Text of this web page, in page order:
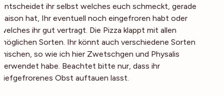
entscheidet ihr selbst welches euch schmeckt, gerade
Saison hat, Ihr eventuell noch eingefroren habt oder
welches ihr gut vertragt. Die Pizza klappt mit allen
möglichen Sorten. Ihr könnt auch verschiedene Sorten
mischen, so wie ich hier Zwetschgen und Physalis
verwendet habe. Beachtet bitte nur, dass ihr
tiefgefrorenes Obst auftauen lasst.